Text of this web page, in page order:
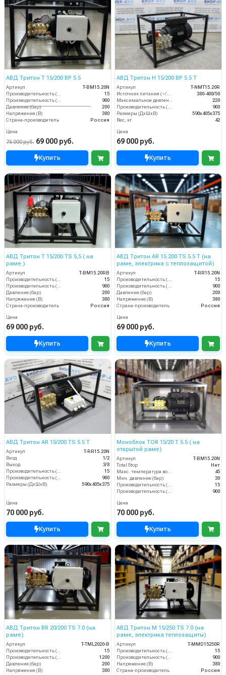
АВД Тритон Т 15/200 ВР 5.5
Артикул
T-BM15.20N
Производительность (л/мин)
15
Производительность (л/ч)
900
Давление (бар)
200
Напряжение (В)
380
Страна-производитель
Россия
Цена
76 000 руб. 69 000 руб.
Купить
АВД Тритон H 15/200 BP 5.5 T
Артикул
T-NMT15.20R
Источник питания (~/В/Гц)
380-400/50
Максимальное давление (бар)
220
Производительность (л/ч)
900
Размеры (ДхШхВ)
590х405х375
Вес, кг
42
Цена
69 000 руб.
Купить
АВД Тритон Т 15/200 TS 5,5 ( на
раме )
Артикул
T-BM15.20RB
Производительность (л/мин)
15
Производительность (л/ч)
900
Давление (бар)
200
Напряжение (В)
380
Страна-производитель
Россия
Цена
69 000 руб.
Купить
АВД Тритон AR 15.200 TS 5.5 Т (на
раме, электрика с теплозащитой)
Артикул
T-RR15.20N
Производительность (л/мин)
15
Производительность (л/ч)
900
Давление (бар)
200
Напряжение (В)
380
Страна-производитель
Россия
Цена
69 000 руб.
Купить
АВД Тритон AR 15/200 TS 5.5 T
Артикул
T-RR15.20N
Вход
1/2
Выход
3/8
15
900
Размеры (ДхШхВ)
590х405х375
Цена
70 000 руб.
Купить
Моноблок TOR 15/20 T 5.5 ( на
открытой раме)
Артикул
T-BM15.20N
Total Stop
Нет
45
Мин. давление (бар)
30
15
900
Цена
70 000 руб.
Купить
АВД Тритон BR 20/200 TS 7.0 (на
раме)
Артикул
T-TML2020-B
15
1200
Давление (бар)
200
Напряжение (В)
380
АВД Тритон M 15/250 TS 7.0 (на
раме, электрика теплозащиты)
Артикул
T-MMD15250R
15
900
Напряжение (В)
380
Страна-производитель
Россия